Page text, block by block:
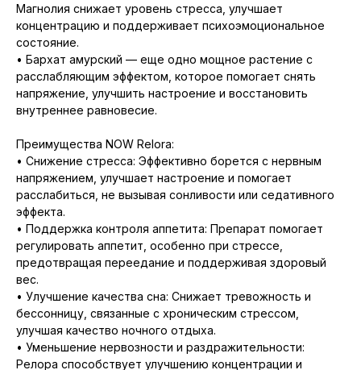
Магнолия снижает уровень стресса, улучшает
концентрацию и поддерживает психоэмоциональное
состояние.
• Бархат амурский — еще одно мощное растение с
расслабляющим эффектом, которое помогает снять
напряжение, улучшить настроение и восстановить
внутреннее равновесие.
Преимущества NOW Relora:
• Снижение стресса: Эффективно борется с нервным
напряжением, улучшает настроение и помогает
расслабиться, не вызывая сонливости или седативного
эффекта.
• Поддержка контроля аппетита: Препарат помогает
регулировать аппетит, особенно при стрессе,
предотвращая переедание и поддерживая здоровый
вес.
• Улучшение качества сна: Снижает тревожность и
бессонницу, связанные с хроническим стрессом,
улучшая качество ночного отдыха.
• Уменьшение нервозности и раздражительности:
Релора способствует улучшению концентрации и